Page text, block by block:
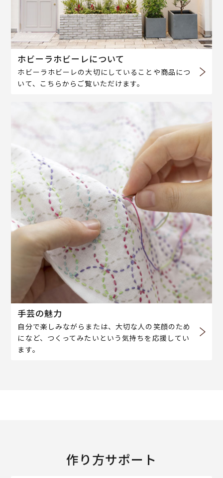
ホビーラホビーレについて
ホビーラホビーレの大切にしていることや商品につ
いて、こちらからご覧いただけます。
手芸の魅力
自分で楽しみながらまたは、大切な人の笑顔のため
になど、つくってみたいという気持ちを応援してい
ます。
作り方サポート